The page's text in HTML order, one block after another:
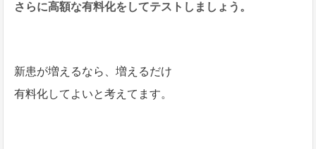
さらに高額な有料化をしてテストしましょう。
新患が増えるなら、増えるだけ
有料化してよいと考えてます。